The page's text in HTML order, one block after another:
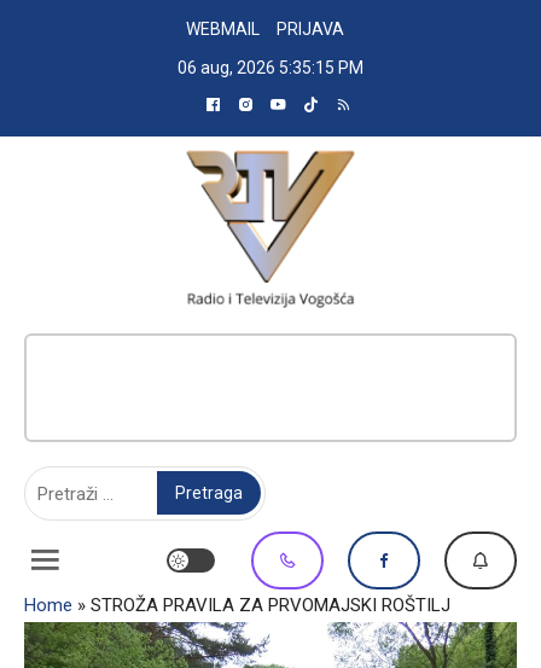
WEBMAIL
PRIJAVA
06 aug, 2026 5:35:16 PM
Home » STROŽA PRAVILA ZA PRVOMAJSKI ROŠTILJ